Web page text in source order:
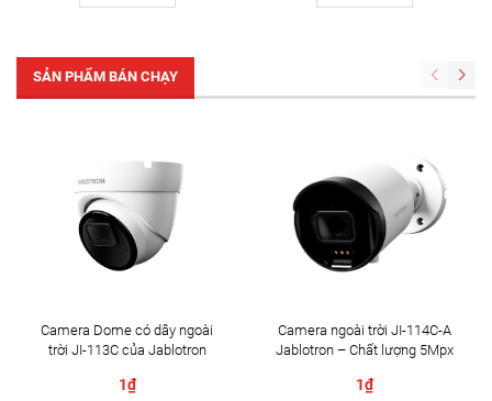
SẢN PHẨM BÁN CHẠY
Camera Dome có dây ngoài
trời JI-113C của Jablotron
1₫
Camera ngoài trời JI-114C-A
Jablotron – Chất lượng 5Mpx
1₫